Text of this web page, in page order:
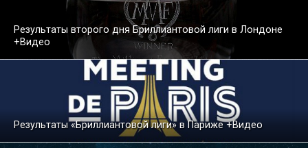
Результаты второго дня Бриллиантовой лиги в Лондоне
+Видео
Результаты «Бриллиантовой лиги» в Париже +Видео